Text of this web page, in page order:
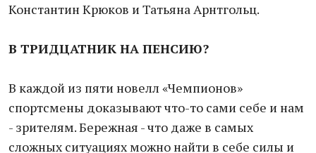
Константин Крюков и Татьяна Арнтгольц.
В ТРИДЦАТНИК НА ПЕНСИЮ?
В каждой из пяти новелл «Чемпионов»
спортсмены доказывают что-то сами себе и нам
- зрителям. Бережная - что даже в самых
сложных ситуациях можно найти в себе силы и